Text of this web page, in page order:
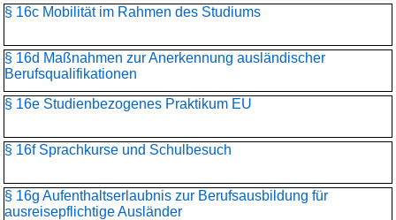
§ 16c Mobilität im Rahmen des Studiums
§ 16d Maßnahmen zur Anerkennung ausländischer
Berufsqualifikationen
§ 16e Studienbezogenes Praktikum EU
§ 16f Sprachkurse und Schulbesuch
§ 16g Aufenthaltserlaubnis zur Berufsausbildung für
ausreisepflichtige Ausländer